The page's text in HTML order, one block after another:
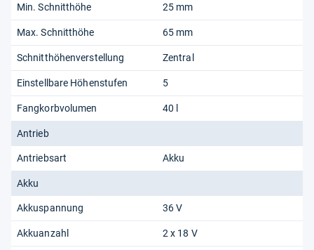
Min. Schnitthöhe 25 mm
Max. Schnitthöhe 65 mm
Schnitthöhenverstellung Zentral
Einstellbare Höhenstufen 5
Fangkorbvolumen 40 l
Antrieb
Antriebsart Akku
Akku
Akkuspannung 36 V
Akkuanzahl 2 x 18 V